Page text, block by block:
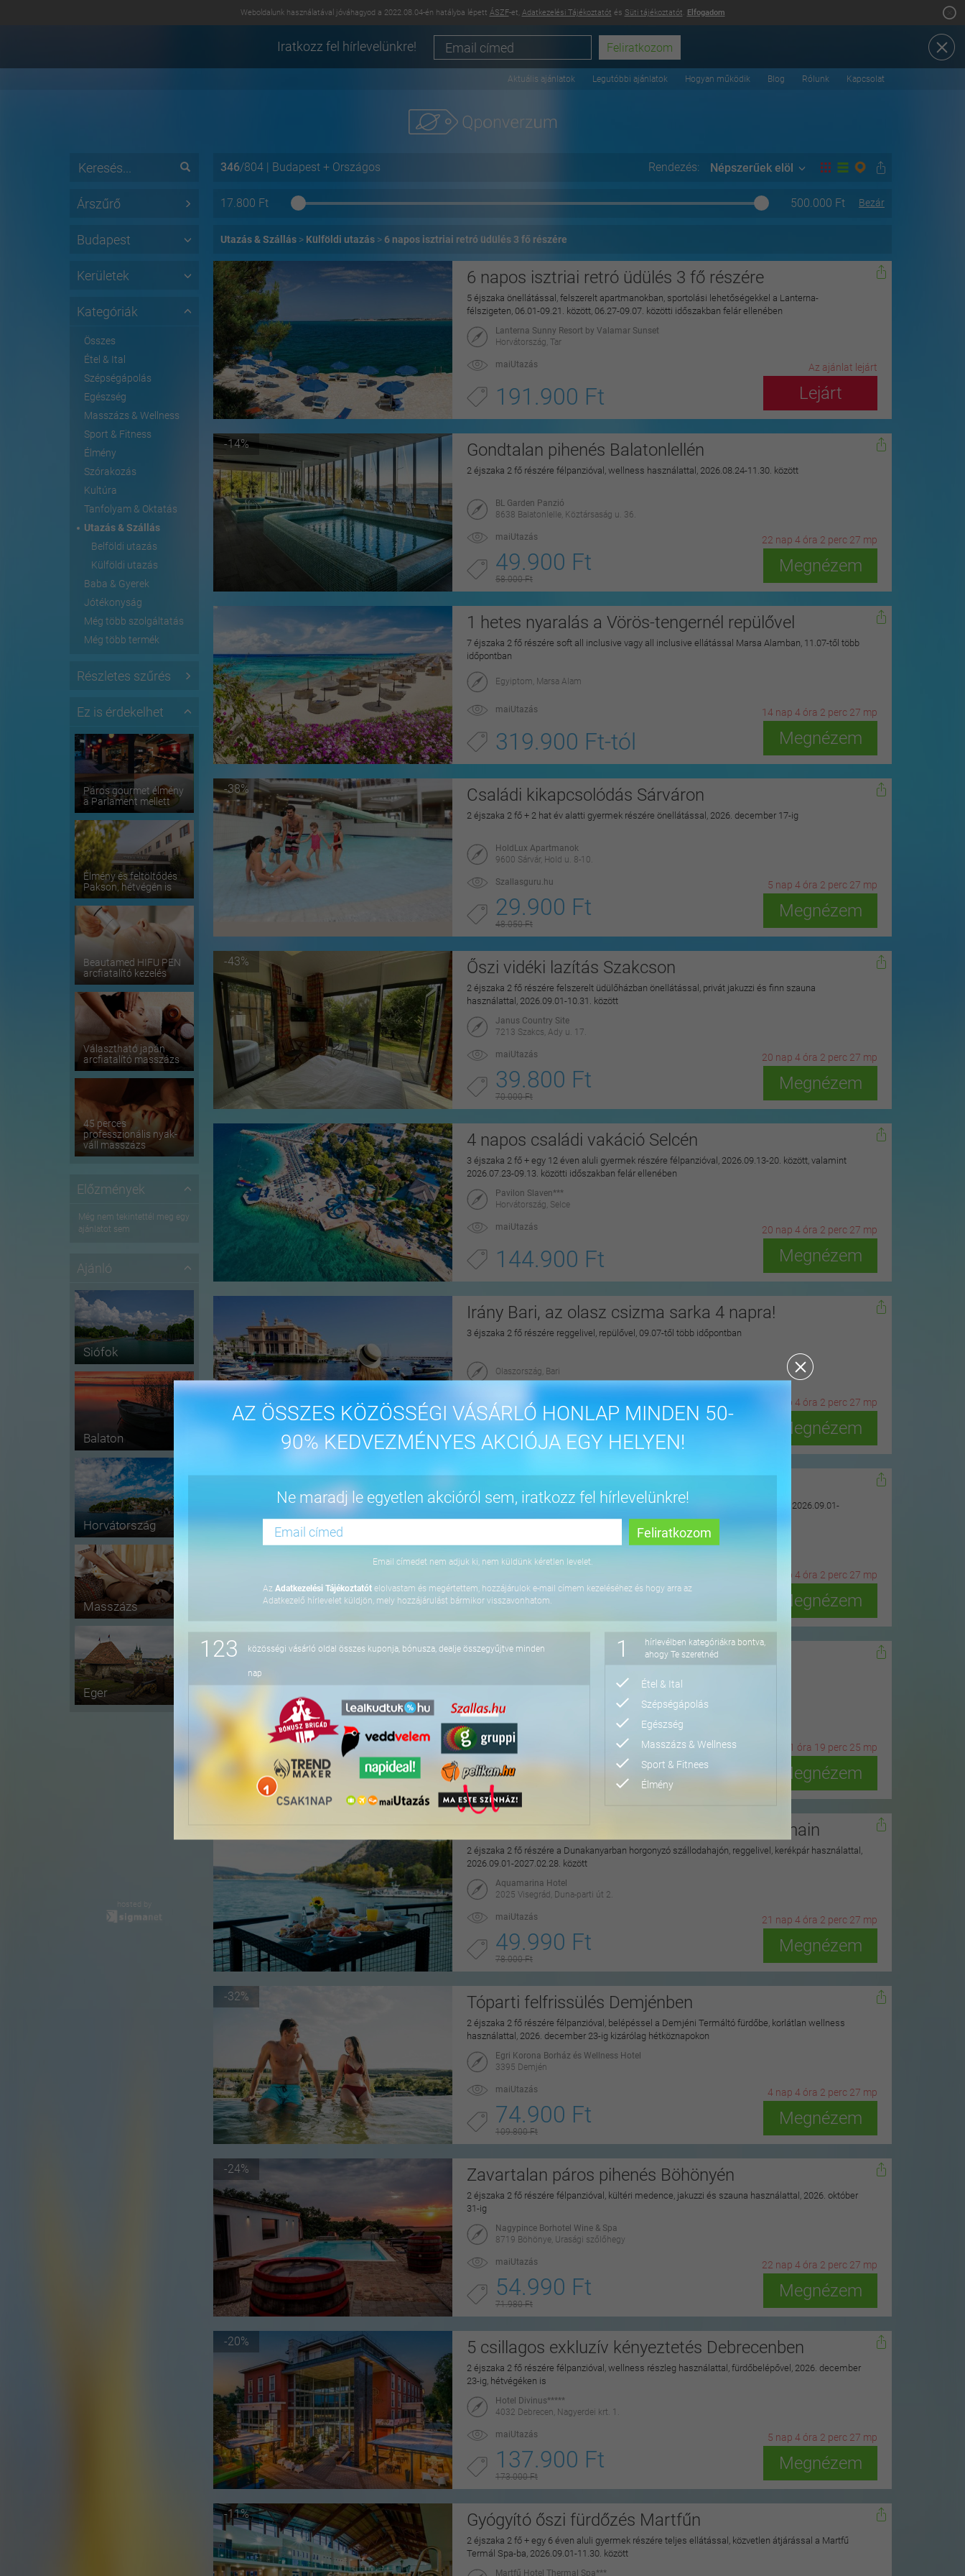
Weboldalunk használatával jóváhagyod a 2022.08.04-én hatályba lépett ÁSZF-et, Adatkezelési Tájékoztatót és Süti tájékoztatót. Elfogadom
Iratkozz fel hírlevelünkre!
AZ ÖSSZES KÖZÖSSÉGI VÁSÁRLÓ HONLAP MINDEN 50-
90% KEDVEZMÉNYES AKCIÓJA EGY HELYEN!
Ne maradj le egyetlen akcióról sem, iratkozz fel hírlevelünkre!
Email címedet nem adjuk ki, nem küldünk kéretlen levelet.
Az Adatkezelési Tájékoztatót elolvastam és megértettem, hozzájárulok e-mail címem kezeléséhez és hogy arra az
Adatkezelő hírlevelet küldjön, mely hozzájárulást bármikor visszavonhatom.
123 közösségi vásárló oldal összes kuponja, bónusza, dealje összegyűjtve minden
nap
1
hírlevélben kategóriákra bontva,
ahogy Te szeretnéd
Étel & Ital
Szépségápolás
Egészség
Masszázs & Wellness
Sport & Fitnees
Élmény
Aktuális ajánlatok Legutóbbi ajánlatok Hogyan működik Blog Rólunk Kapcsolat
Árszűrő
Budapest
Kerületek
Kategóriák
Összes
Étel & Ital
Szépségápolás
Egészség
Masszázs & Wellness
Sport & Fitness
Élmény
Szórakozás
Kultúra
Tanfolyam & Oktatás
Utazás & Szállás
Belföldi utazás
Külföldi utazás
Baba & Gyerek
Jótékonyság
Még több szolgáltatás
Még több termék
Részletes szűrés
Ez is érdekelhet
Páros gourmet élmény
a Parlament mellett
Élmény és feltöltődés
Pakson, hétvégén is
Beautamed HIFU PEN
arcfiatalító kezelés
Választható japán
arcfiatalító masszázs
45 perces
professzionális nyak-
váll masszázs
Előzmények
Még nem tekintettél meg egy
ajánlatot sem
Ajánló
Siófok
Balaton
Horvátország
Masszázs
Eger
hosted by
346/804 | Budapest + Országos Rendezés: Népszerűek elöl
17.800 Ft Bezár
500.000 Ft
Utazás & Szállás Külföldi utazás 6 napos isztriai retró üdülés 3 fő részére
6 napos isztriai retró üdülés 3 fő részére
5 éjszaka önellátással, felszerelt apartmanokban, sportolási lehetőségekkel a Lanterna-
félszigeten, 06.01-09.21. között, 06.27-09.07. közötti időszakban felár ellenében
Lanterna Sunny Resort by Valamar Sunset
Horvátország, Tar
maiUtazás Az ajánlat lejárt
191.900 Ft Lejárt
-14% Gondtalan pihenés Balatonlellén
2 éjszaka 2 fő részére félpanzióval, wellness használattal, 2026.08.24-11.30. között
BL Garden Panzió
8638 Balatonlelle, Köztársaság u. 36.
maiUtazás 22 nap 4 óra 2 perc 25 mp
49.900 Ft
58.000 Ft
Megnézem
1 hetes nyaralás a Vörös-tengernél repülővel
7 éjszaka 2 fő részére soft all inclusive vagy all inclusive ellátással Marsa Alamban, 11.07-től több
időpontban
Egyiptom, Marsa Alam
maiUtazás 14 nap 4 óra 2 perc 25 mp
319.900 Ft-tól Megnézem
-38% Családi kikapcsolódás Sárváron
2 éjszaka 2 fő + 2 hat év alatti gyermek részére önellátással, 2026. december 17-ig
HoldLux Apartmanok
9600 Sárvár, Hold u. 8-10.
Szallasguru.hu 5 nap 4 óra 2 perc 25 mp
29.900 Ft
48.050 Ft
Megnézem
-43% Őszi vidéki lazítás Szakcson
2 éjszaka 2 fő részére felszerelt üdülőházban önellátással, privát jakuzzi és finn szauna
használattal, 2026.09.01-10.31. között
Janus Country Site
7213 Szakcs, Ady u. 17.
maiUtazás 20 nap 4 óra 2 perc 25 mp
39.800 Ft
70.000 Ft
Megnézem
4 napos családi vakáció Selcén
3 éjszaka 2 fő + egy 12 éven aluli gyermek részére félpanzióval, 2026.09.13-20. között, valamint
2026.07.23-09.13. közötti időszakban felár ellenében
Pavilon Slaven***
Horvátország, Selce
maiUtazás 20 nap 4 óra 2 perc 25 mp
144.900 Ft Megnézem
Irány Bari, az olasz csizma sarka 4 napra!
3 éjszaka 2 fő részére reggelivel, repülővel, 09.07-től több időpontban
Olaszország, Bari
ap 4 óra 2 perc 25 mp
175.900 Ft-tól Megnézem
-41%
2 éjszaka 2 fő részére félpanzióval, az Aquarius Élményfürdő szomszédságában, 2026.09.01-
2027.04.30. között
ap 4 óra 2 perc 25 mp
69.900 Ft Megnézem
-16% 4 napos lazítás Bükfürdőn
3 éjszaka 2 fő részére önellátással, 2027. július 15-ig
Apartman Hotel Bükfürdő***
9740 Bük, Termál krt. 41/A
orango 21 óra 19 perc 23 mp
64.800 Ft Megnézem
Hangulatos pihenés a visegrádi Duna hullámain
2 éjszaka 2 fő részére a Dunakanyarban horgonyzó szállodahajón, reggelivel, kerékpár használattal,
2026.09.01-2027.02.28. között
Aquamarina Hotel
2025 Visegrád, Duna-parti út 2.
maiUtazás 21 nap 4 óra 2 perc 25 mp
49.990 Ft
78.000 Ft
Megnézem
-32% Tóparti felfrissülés Demjénben
2 éjszaka 2 fő részére félpanzióval, belépéssel a Demjéni Termáltó fürdőbe, korlátlan wellness
használattal, 2026. december 23-ig kizárólag hétköznapokon
Egri Korona Borház és Wellness Hotel
3395 Demjén
maiUtazás 4 nap 4 óra 2 perc 25 mp
74.900 Ft
109.800 Ft
Megnézem
-24% Zavartalan páros pihenés Böhönyén
2 éjszaka 2 fő részére félpanzióval, kültéri medence, jakuzzi és szauna használattal, 2026. október
31-ig
Nagypince Borhotel Wine & Spa
8719 Böhönye, Urasági szőlőhegy
maiUtazás 22 nap 4 óra 2 perc 25 mp
54.990 Ft
71.980 Ft
Megnézem
-20% 5 csillagos exkluzív kényeztetés Debrecenben
2 éjszaka 2 fő részére félpanzióval, wellness részleg használattal, fürdőbelépővel, 2026. december
23-ig, hétvégéken is
Hotel Divinus*****
4032 Debrecen, Nagyerdei krt. 1.
maiUtazás 5 nap 4 óra 2 perc 25 mp
137.900 Ft
173.000 Ft
Megnézem
-11% Gyógyító őszi fürdőzés Martfűn
2 éjszaka 2 fő + egy 6 éven aluli gyermek részére teljes ellátással, közvetlen átjárással a Martfű
Termál Spa-ba, 2026.09.01-11.30. között
Martfű Hotel Thermal Spa***